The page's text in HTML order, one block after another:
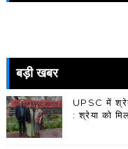
बड़ी खबर
UPSC में
: श्रेया को